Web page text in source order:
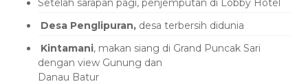
Setelah sarapan pagi, penjemputan di Lobby Hotel
Desa Penglipuran, desa terbersih didunia
Kintamani, makan siang di Grand Puncak Sari
dengan view Gunung dan
Danau Batur